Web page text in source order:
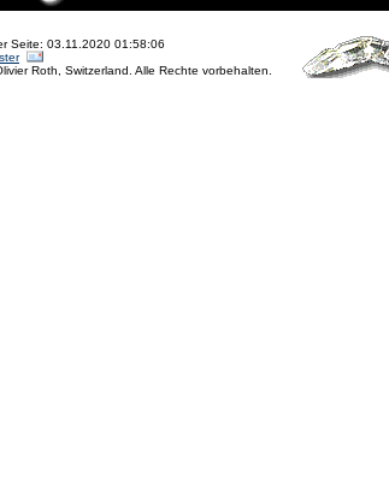
Seite: 03.11.2020 01:58:06
Roth, Switzerland. Alle Rechte vorbehalten.